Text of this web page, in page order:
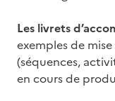
Les livrets
exemples de
(séquences,
en cours de